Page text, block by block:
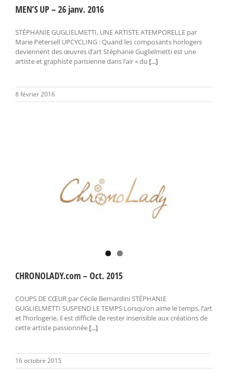
MEN’S UP – 26 janv. 2016
STÉPHANIE GUGLIELMETTI, UNE ARTISTE ATEMPORELLE par
Marie Petersell UPCYCLING : Quand les composants horlogers
deviennent des œuvres d’art Stéphanie Guglielmetti est une
artiste et graphiste parisienne dans l’air « du [...]
8 février 2016
CHRONOLADY.com – Oct. 2015
COUPS DE CŒUR par Cécile Bernardini STÉPHANIE
GUGLIELMETTI SUSPEND LE TEMPS Lorsqu’on aime le temps, l’art
et l’horlogerie, il est difficile de rester insensible aux créations de
cette artiste passionnée [...]
16 octobre 2015